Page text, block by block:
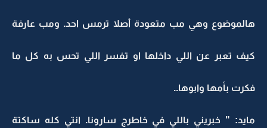
هالموضوع وهي مب متعودة أصلا ترمس احد. ومب عارفة
كيف تعبر عن اللي داخلها او تفسر اللي تحس به كل ما
فكرت بأمها وابوها..
مايد: " خبريني باللي في خاطرج سارونا. انتي كله ساكتة